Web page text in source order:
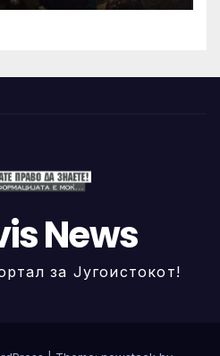
News
за Југоистокот!